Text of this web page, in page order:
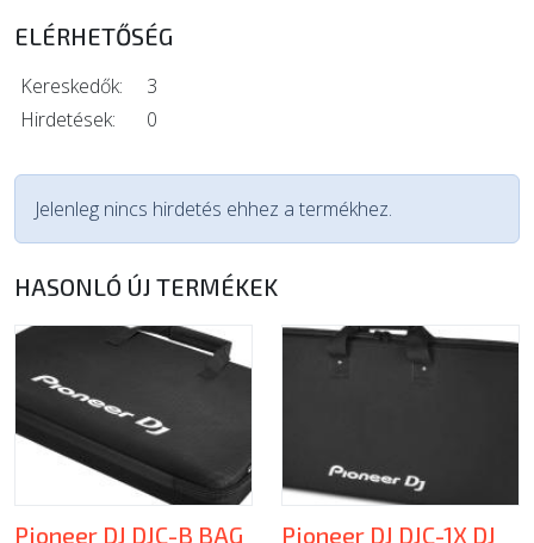
ELÉRHETŐSÉG
Kereskedők:
3
Hirdetések:
0
Jelenleg nincs hirdetés ehhez a termékhez.
HASONLÓ ÚJ TERMÉKEK
Pioneer DJ DJC-B BAG
Pioneer DJ DJC-1X DJ